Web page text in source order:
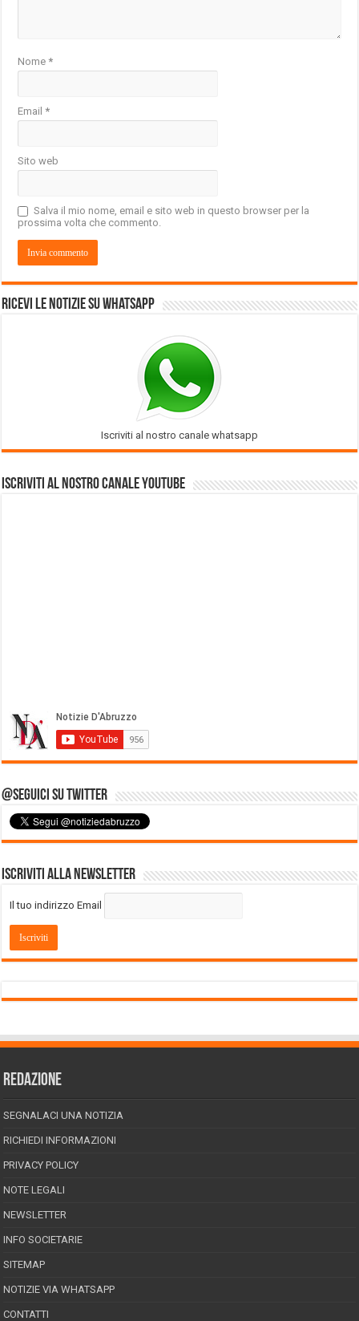
Nome*
Email*
Sito web
Salva il mio nome, email e sito web in questo browser per la
prossima volta che commento.
Ricevi le notizie su Whatsapp
Iscriviti al nostro canale whatsapp
Iscriviti al nostro Canale Youtube
@Seguici su Twitter
Iscriviti alla Newsletter
Il tuo indirizzo Email
REDAZIONE
SEGNALACI UNA NOTIZIA
RICHIEDI INFORMAZIONI
PRIVACY POLICY
NOTE LEGALI
NEWSLETTER
INFO SOCIETARIE
SITEMAP
NOTIZIE VIA WHATSAPP
CONTATTI